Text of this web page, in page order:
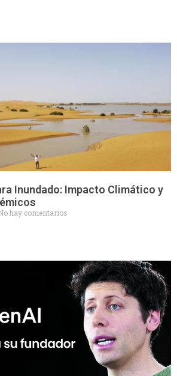
Inundado: Impacto Climático y
hay comentarios